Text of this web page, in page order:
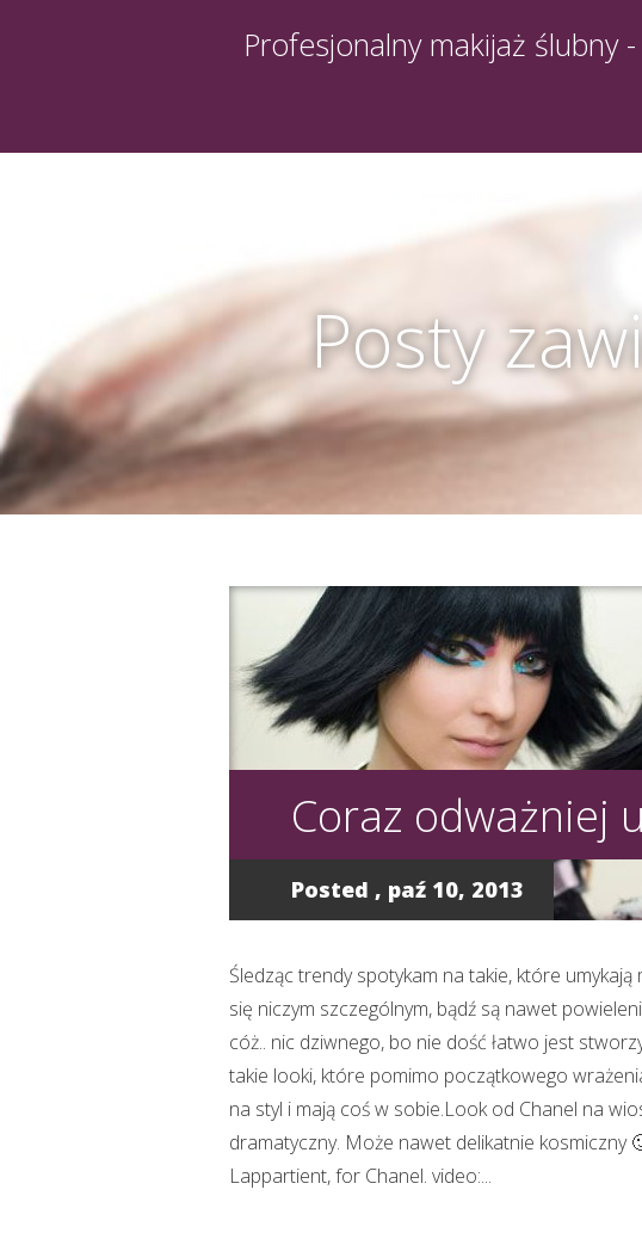
Profesjonalny makijaż ślubny
Posty
Coraz odważniej
Posted , paź 10, 2013
Śledząc trendy spotykam na takie, które
się niczym szczególnym, bądź są nawet
cóż.. nic dziwnego, bo nie dość łatwo jest
takie looki, które pomimo początkowego
na styl i mają coś w sobie.Look od Chanel na
dramatyczny. Może nawet delikatnie kosmiczny
Lappartient, for Chanel. video:...